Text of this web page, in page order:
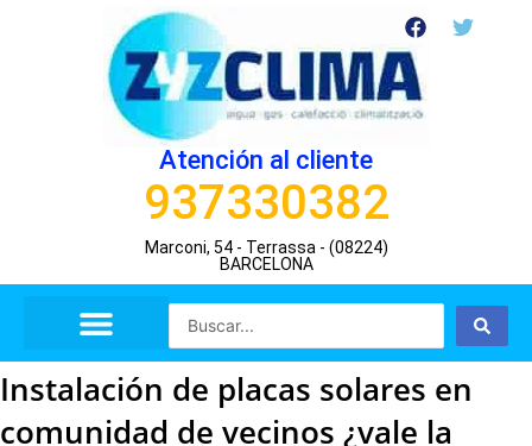
F
a
c
e
b
o
T
w
Atención al cliente
937330382
Marconi, 54 - Terrassa - (08224)
BARCELONA
Search
Instalación de placas solares en
comunidad de vecinos ¿vale la